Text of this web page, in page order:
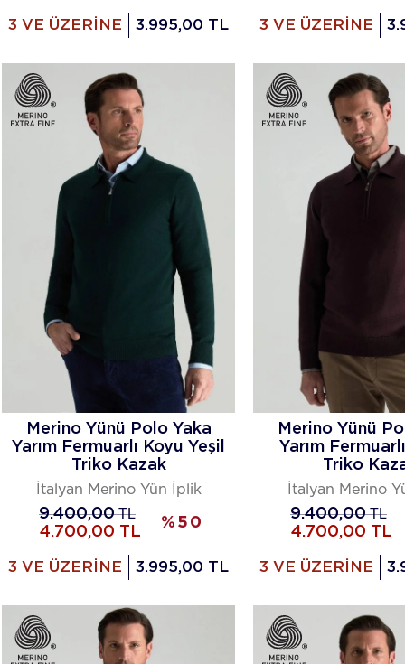
3 VE ÜZERİNE 3.995,00 TL 3 VE ÜZERİNE
Merino Yünü Polo Yaka
Yarım Fermuarlı Koyu Yeşil
Triko Kazak
İtalyan Merino Yün İplik
9.400,00TL
4.700,00 TL
% 50
3 VE ÜZERİNE 3.995,00 TL
Merino Yünü
Yarım
Triko
İtalyan Merino
9.400,00TL
4.700,00 TL
3 VE ÜZERİNE